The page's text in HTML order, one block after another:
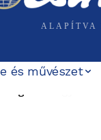
ALAPÍTVA
és művészet
8–9-